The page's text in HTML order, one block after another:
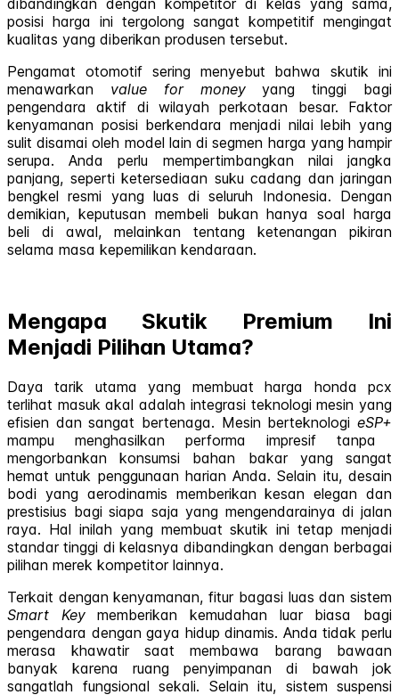
posisi harga ini tergolong sangat kompetitif mengingat
kualitas yang diberikan produsen tersebut.
Pengamat otomotif sering menyebut bahwa skutik ini
menawarkan value for moneyyang tinggi bagi
pengendara aktif di wilayah perkotaan besar. Faktor
kenyamanan posisi berkendara menjadi nilai lebih yang
sulit disamai oleh model lain di segmen harga yang hampir
serupa. Anda perlu mempertimbangkan nilai jangka
panjang, seperti ketersediaan suku cadang dan jaringan
bengkel resmi yang luas di seluruh Indonesia. Dengan
demikian, keputusan membeli bukan hanya soal harga
beli di awal, melainkan tentang ketenangan pikiran
selama masa kepemilikan kendaraan.
Mengapa Skutik Premium Ini
Menjadi Pilihan Utama?
Daya tarik utama yang membuat harga honda pcx
terlihat masuk akal adalah integrasi teknologi mesin yang
efisien dan sangat bertenaga. Mesin berteknologi eSP+
mampu menghasilkan performa impresif tanpa
mengorbankan konsumsi bahan bakar yang sangat
hemat untuk penggunaan harian Anda. Selain itu, desain
bodi yang aerodinamis memberikan kesan elegan dan
prestisius bagi siapa saja yang mengendarainya di jalan
raya. Hal inilah yang membuat skutik ini tetap menjadi
standar tinggi di kelasnya dibandingkan dengan berbagai
pilihan merek kompetitor lainnya.
Terkait dengan kenyamanan, fitur bagasi luas dan sistem
Smart Keymemberikan kemudahan luar biasa bagi
pengendara dengan gaya hidup dinamis. Anda tidak perlu
merasa khawatir saat membawa barang bawaan
banyak karena ruang penyimpanan di bawah jok
sangatlah fungsional sekali. Selain itu, sistem suspensi